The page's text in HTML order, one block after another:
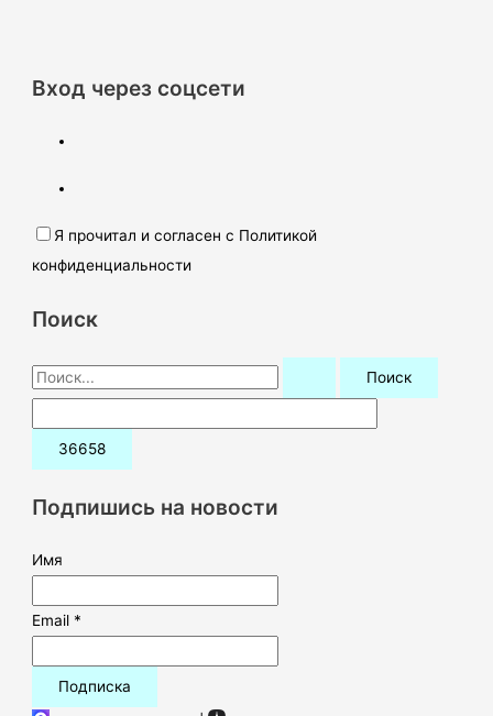
Вход через соцсети
Я прочитал и согласен с Политикой
конфиденциальности
Поиск
П
о
и
:Подпишись на новости
Имя
Email *